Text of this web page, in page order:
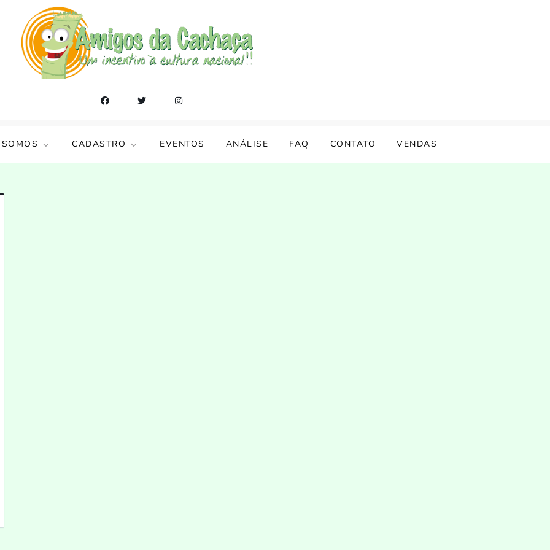
CADASTRO EVENTOS ANÁLISE FAQ CONTATO VENDAS